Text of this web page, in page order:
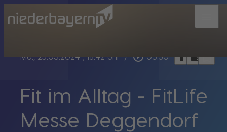
Mo., 25.03.2024, 18:42 Uhr / play_circle_outline 03:50 headphoneschrome_reader_modebookmark_border
Fit im Alltag - FitLife
Messe Deggendorf